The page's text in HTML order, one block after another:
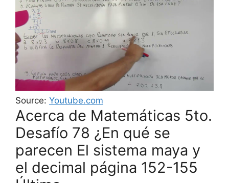
Source: Youtube.com
Acerca de Matemáticas 5to.
Desafío 78 ¿En qué se
parecen El sistema maya y
el decimal página 152-155